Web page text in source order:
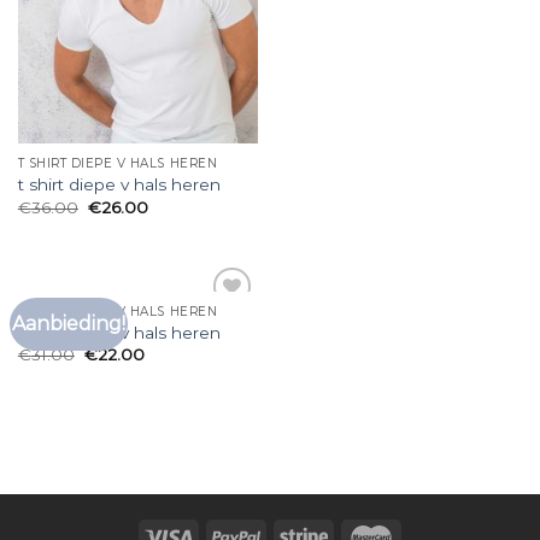
T SHIRT DIEPE V HALS HEREN
t shirt diepe v hals heren
€36.00 €26.00
Aanbieding!
aan
T SHIRT DIEPE V HALS HEREN
t shirt diepe v hals heren
€31.00 €22.00